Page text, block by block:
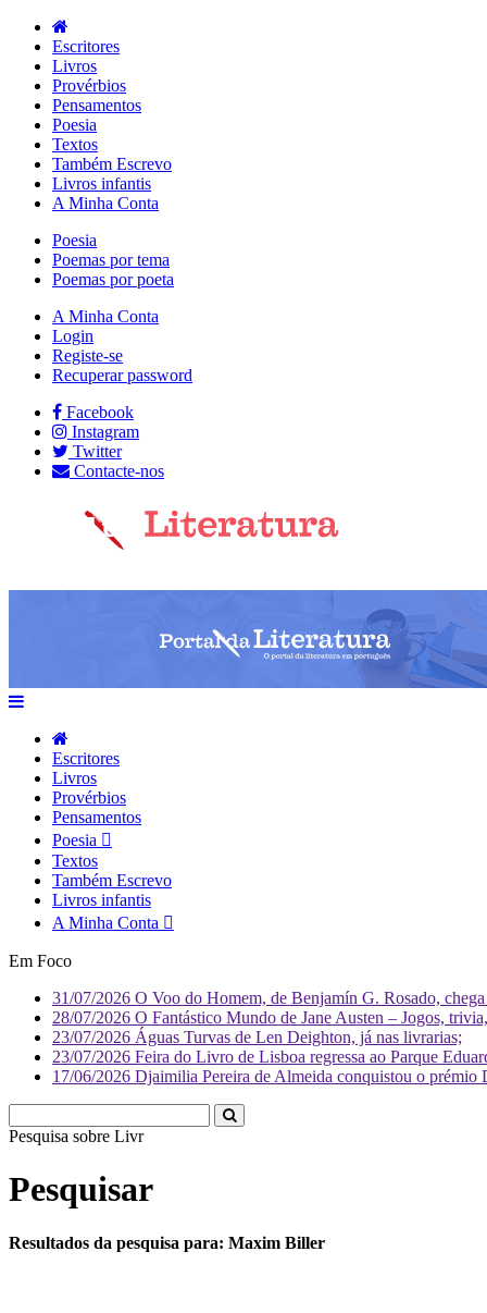
Escritores
Livros
Provérbios
Pensamentos
Poesia
Textos
Também Escrevo
Livros infantis
A Minha Conta
Poesia
Poemas por tema
Poemas por poeta
A Minha Conta
Login
Registe-se
Recuperar password
Facebook
Instagram
Twitter
Contacte-nos
Escritores
Livros
Provérbios
Pensamentos
Poesia
Textos
Também Escrevo
Livros infantis
A Minha Conta
Em Foco
31/07/2026 O Voo do Homem, de Benjamín G. Rosado,
28/07/2026 O Fantástico Mundo de Jane Austen – Jogos,
23/07/2026 Águas Turvas de Len Deighton, já nas livrarias;
23/07/2026 Feira do Livro de Lisboa regressa ao Parque
17/06/2026 Djaimilia Pereira de Almeida conquistou o
Pesquisa sobre Literatura
Pesquisar
Resultados da pesquisa para: Maxim Biller